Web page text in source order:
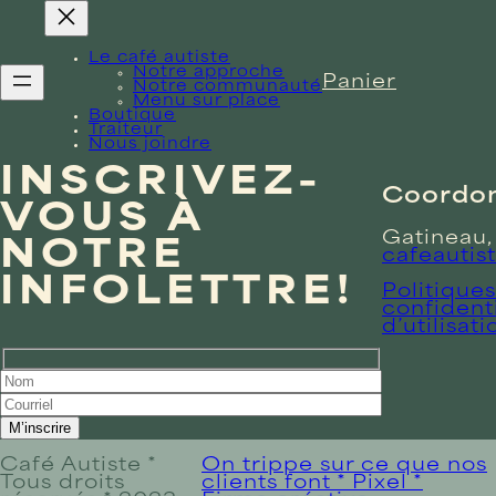
Le café autiste
Notre approche
Notre communauté
Menu sur place
Boutique
Traiteur
Nous joindre
Panier
INSCRIVEZ-
VOUS À
NOTRE
INFOLETTRE!
Gatineau,
Café Autiste *
Tous droits
On trippe sur ce que nos
clients font * Pixel *